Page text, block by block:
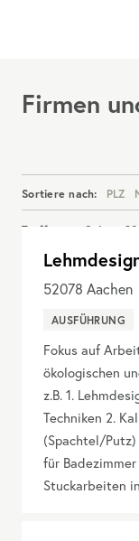
Firmen
Sortiere nach: PLZ
Treffer pro Seite: 20
Details anzeigen
52078 Aachen
AUSFÜHRUNG
Fokus auf
ökologischen
z.B. 1.
Techniken 2.
(Spachtel/
für
Stuckarbeiten